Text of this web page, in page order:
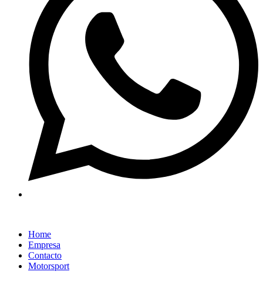
Home
Empresa
Contacto
Motorsport